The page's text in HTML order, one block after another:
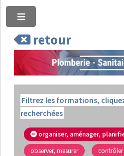
retour
Filtrez les formations,
recherchées
organiser, aménager,
observer, mesurer
contrôler